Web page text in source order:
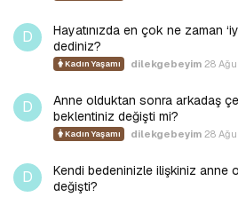
D
Hayatınızda en çok ne zaman
dediniz?
Kadın Yaşamı dilekgebeyim 28
D
Anne olduktan sonra arkadaş
beklentiniz değişti mi?
Kadın Yaşamı dilekgebeyim 28
D
Kendi bedeninizle ilişkiniz anne
değişti?